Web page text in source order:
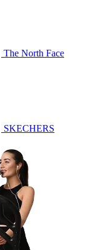
The North Face
SKECHERS